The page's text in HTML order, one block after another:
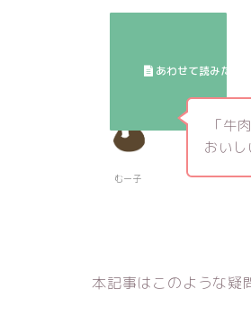
むー子
「牛
おい
本記事はこのような疑